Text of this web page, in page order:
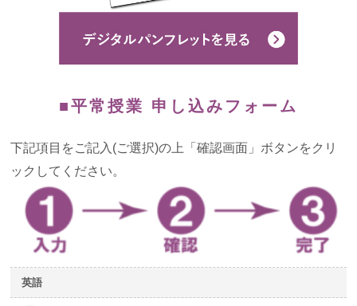
よくあるご質問
■平常授業 申し込みフォーム
下記項目をご記入(ご選択)の上「確認画面」ボタンをクリ
ックしてください。
英語